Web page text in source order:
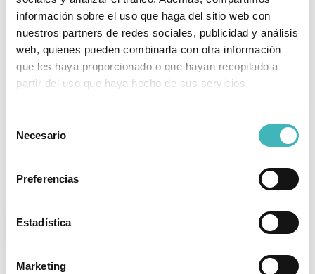
información sobre el uso que haga del sitio web con
nuestros partners de redes sociales, publicidad y análisis
web, quienes pueden combinarla con otra información
que les haya proporcionado o que hayan recopilado a
partir del uso que haya hecho de sus servicios.
Necesario
Preferencias
Estadística
Marketing
Corregir asimetrías faciales
Solucionar defectos congénitos
Eliminar cicatrices y traumatismos
Indicaciones de postoperatorio
REPOSO
Dependerá del procedimiento. Pueden ser de 1